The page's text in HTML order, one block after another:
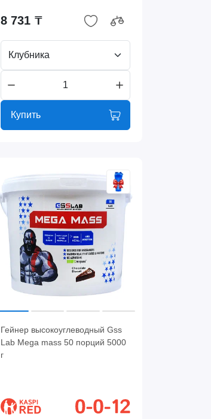
8 731 ₸
Клубника
Купить
Гейнер высокоуглеводный Gss
Lab Mega mass 50 порций 5000
г